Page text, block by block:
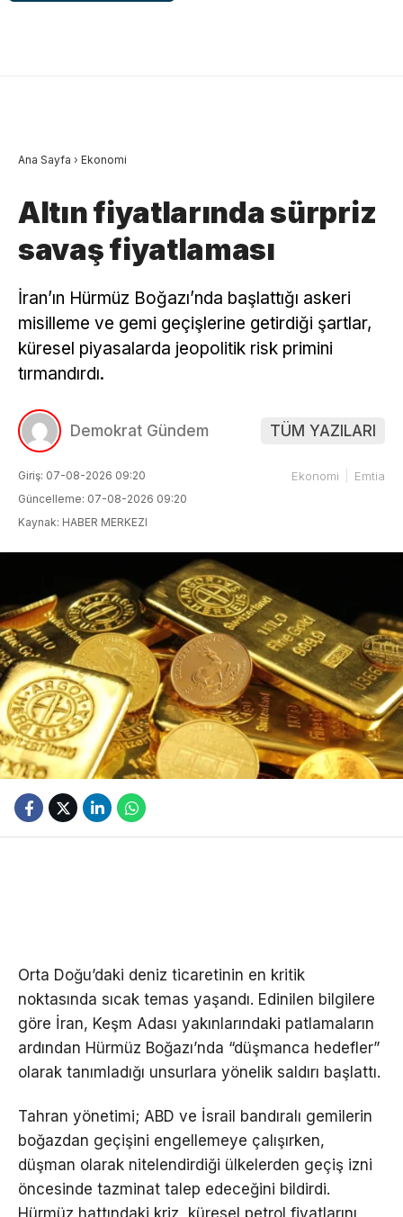
Ana Sayfa › Ekonomi
Altın fiyatlarında sürpriz
savaş fiyatlaması
İran’ın Hürmüz Boğazı’nda başlattığı askeri
misilleme ve gemi geçişlerine getirdiği şartlar,
küresel piyasalarda jeopolitik risk primini
tırmandırdı.
Demokrat Gündem TÜM YAZILARI
Giriş: 07-08-2026 09:20
Güncelleme: 07-08-2026 09:20
Kaynak: HABER MERKEZI
Ekonomi Emtia
Orta Doğu’daki deniz ticaretinin en kritik
noktasında sıcak temas yaşandı. Edinilen bilgilere
göre İran, Keşm Adası yakınlarındaki patlamaların
ardından Hürmüz Boğazı’nda “düşmanca hedefler”
olarak tanımladığı unsurlara yönelik saldırı başlattı.
Tahran yönetimi; ABD ve İsrail bandıralı gemilerin
boğazdan geçişini engellemeye çalışırken,
düşman olarak nitelendirdiği ülkelerden geçiş izni
öncesinde tazminat talep edeceğini bildirdi.